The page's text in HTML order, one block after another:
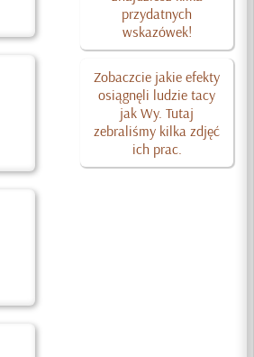
przydatnych
wskazówek!
Zobaczcie jakie efekty
osiągnęli ludzie tacy
jak Wy. Tutaj
zebraliśmy kilka zdjęć
ich prac.